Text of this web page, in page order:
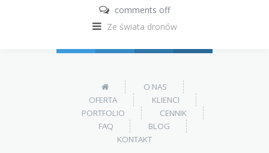
comments off
Ze świata dronów
O NAS
OFERTA
KLIENCI
PORTFOLIO
CENNIK
FAQ
BLOG
KONTAKT